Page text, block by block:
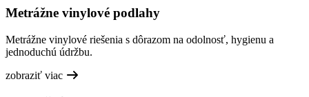
Metrážne vinylové podlahy
Metrážne vinylové riešenia s dôrazom na odolnosť, hygienu a
jednoduchú údržbu.
zobraziť viac